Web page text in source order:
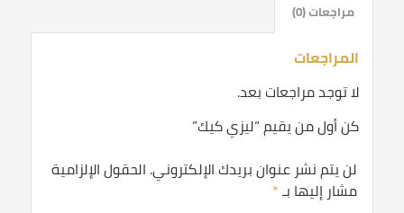
مراجعات (0)
المراجعات
لا توجد مراجعات بعد.
كن أول من يقيم “ليزي كيك”
لن يتم نشر عنوان بريدك الإلكتروني. الحقول الإلزامية
مشار إليها بـ*